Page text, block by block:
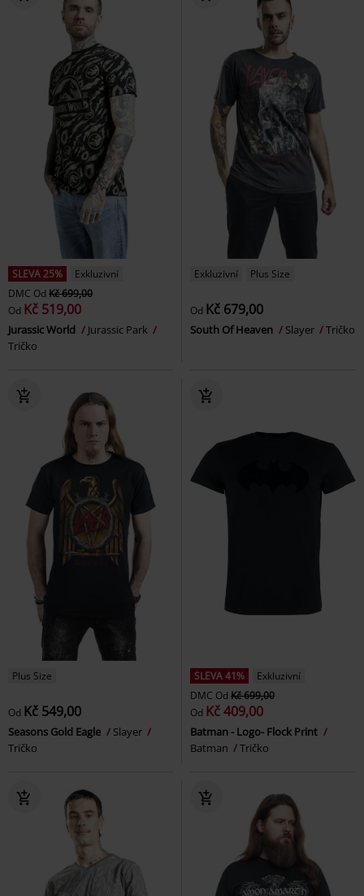
SLEVA 25%
Exkluzivní
DMC Od Kč 699,00
Od Kč 519,00
Jurassic World
Jurassic Park
Tričko
Exkluzivní Plus Size
Od Kč 679,00
South Of Heaven Slayer Tričko
Plus Size
Od Kč 549,00
Seasons Gold Eagle
Slayer
Tričko
SLEVA 41%
Exkluzivní
DMC Od Kč 699,00
Od Kč 409,00
Batman - Logo- Flock Print
Batman
Tričko